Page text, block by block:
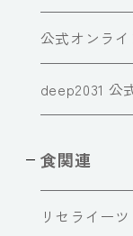
公式オンラ
deep2031 公
食関連
リセライー